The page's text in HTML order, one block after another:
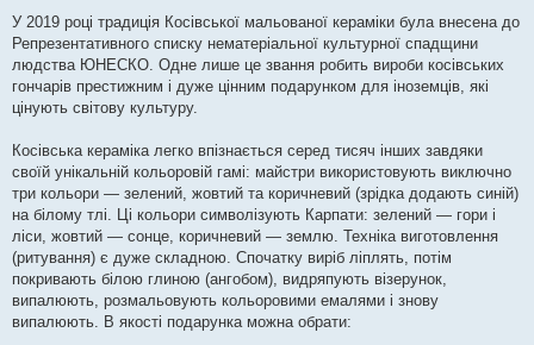
У 2019 році традиція Косівської мальованої кераміки була внесена до
Репрезентативного списку нематеріальної культурної спадщини
людства ЮНЕСКО. Одне лише це звання робить вироби косівських
гончарів престижним і дуже цінним подарунком для іноземців, які
цінують світову культуру.
Косівська кераміка легко впізнається серед тисяч інших завдяки
своїй унікальній кольоровій гамі: майстри використовують виключно
три кольори — зелений, жовтий та коричневий (зрідка додають синій)
на білому тлі. Ці кольори символізують Карпати: зелений — гори і
ліси, жовтий — сонце, коричневий — землю. Техніка виготовлення
(ритування) є дуже складною. Спочатку виріб ліплять, потім
покривають білою глиною (ангобом), видряпують візерунок,
випалюють, розмальовують кольоровими емалями і знову
випалюють. В якості подарунка можна обрати: